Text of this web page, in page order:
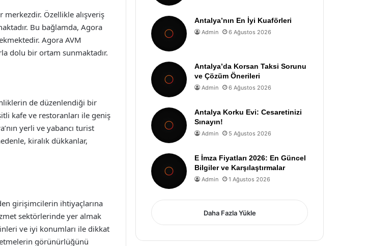
merkezdir. Özellikle alışveriş
Bu bağlamda, Agora
Agora AVM
dolu bir ortam sunmaktadır.
de düzenlendiği bir
kafe ve restoranları ile geniş
yerli ve yabancı turist
kiralık dükkanlar,
girişimcilerin ihtiyaçlarına
sektörlerinde yer almak
ve iyi konumları ile dikkat
görünürlüğünü
Antalya’nın En İyi Kuaförleri
Admin 6 Ağustos 2026
Antalya’da Korsan Taksi Sorunu
ve Çözüm Önerileri
Admin 6 Ağustos 2026
Antalya Korku Evi: Cesaretinizi
Sınayın!
Admin 5 Ağustos 2026
E İmza Fiyatları 2026: En Güncel
Bilgiler ve Karşılaştırmalar
Admin 1 Ağustos 2026
Daha Fazla Yükle